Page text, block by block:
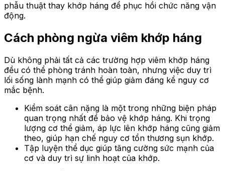
phẫu thuật thay khớp háng để phục hồi chức năng vận
động.
Cách phòng ngừa viêm khớp háng
Dù không phải tất cả các trường hợp viêm khớp háng
đều có thể phòng tránh hoàn toàn, nhưng việc duy trì
lối sống lành mạnh có thể giúp giảm đáng kể nguy cơ
mắc bệnh.
Kiểm soát cân nặng là một trong những biện pháp
quan trọng nhất để bảo vệ khớp háng. Khi trọng
lượng cơ thể giảm, áp lực lên khớp háng cũng giảm
theo, giúp hạn chế nguy cơ tổn thương sụn khớp.
Tập luyện thể dục giúp tăng cường sức mạnh của
cơ và duy trì sự linh hoạt của khớp.